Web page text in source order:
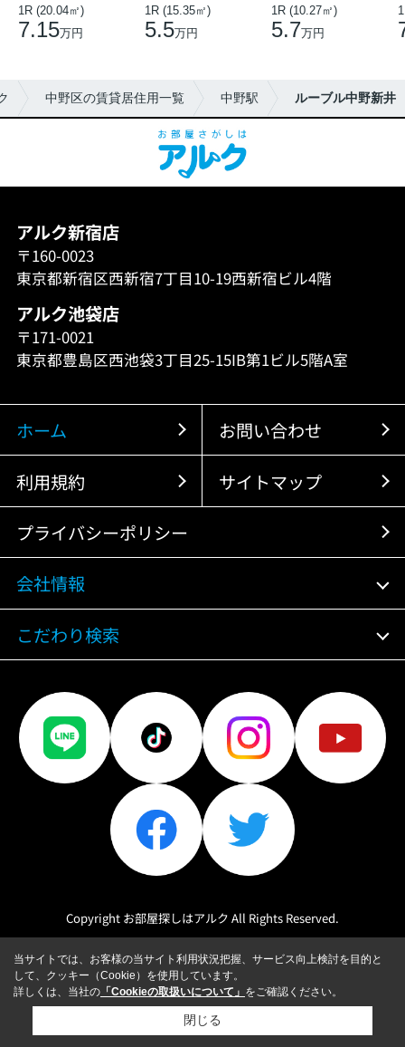
1R (20.04㎡)
7.15万円
1R (15.35㎡)
5.5万円
1R (10.27㎡)
5.7万円
中野区の賃貸居住用一覧 中野駅 ルーブル中野新井
アルク新宿店
〒160-0023
東京都新宿区西新宿7丁目10-19西新宿ビル4階
アルク池袋店
〒171-0021
東京都豊島区西池袋3丁目25-15IB第1ビル5階A室
ホーム お問い合わせ
利用規約 サイトマップ
プライバシーポリシー
会社情報
こだわり検索
Copyright お部屋探しはアルク All Rights Reserved.
当サイトでは、お客様の当サイト利用状況把握、サービス向上検討を目的と
して、クッキー（Cookie）を使用しています。
詳しくは、当社の 「Cookieの取扱いについて」 をご確認ください。
閉じる